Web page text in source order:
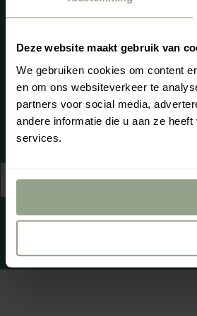
Deze website maakt gebruik van
We gebruiken cookies om content
en om ons websiteverkeer te
partners voor social media,
andere informatie die u aan ze
services.